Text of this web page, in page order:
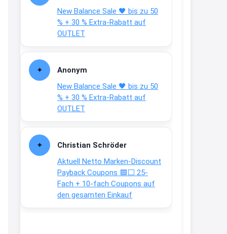
New Balance Sale 🖤 bis zu 50
% + 30 % Extra-Rabatt auf
OUTLET
Anonym
New Balance Sale 🖤 bis zu 50
% + 30 % Extra-Rabatt auf
OUTLET
Christian Schröder
Aktuell Netto Marken-Discount
Payback Coupons 🟦⬜ 25-
Fach + 10-fach Coupons auf
den gesamten Einkauf
verfärbt sich ab 28 Grad /siehe
Text weiter unten
shop.bioeg.de/aufkleber-
achtun...
↩
Joachim
Gratis personalisierte 7-Tage
Ration Micronährstoffe/ Vitamine
↩
Joachim